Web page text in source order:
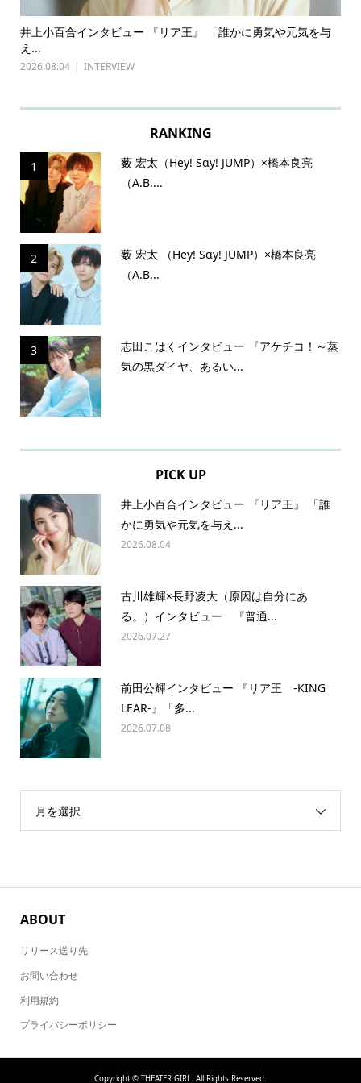
井上小百合インタビュー 『リア王』 「誰かに勇気や元気を与
え...
2026.08.04 INTERVIEW
RANKING
1
薮 宏太（Hey! Sɑy! JUMP）×橋本良亮
（A.B....
2
薮 宏太 （Hey! Sɑy! JUMP）×橋本良亮
（A.B...
3
志田こはくインタビュー 『アケチコ！～蒸
気の黒ダイヤ、あるい...
PICK UP
井上小百合インタビュー 『リア王』 「誰
かに勇気や元気を与え...
2026.08.04
古川雄輝×長野凌大（原因は自分にあ
る。）インタビュー 『普通...
2026.07.27
前田公輝インタビュー 『リア王 -KING
LEAR-』「多...
2026.07.08
月を選択
ABOUT
リリース送り先
お問い合わせ
利用規約
プライバシーポリシー
Copyright © THEATER GIRL. All Rights Reserved.